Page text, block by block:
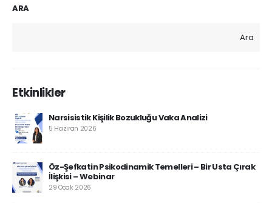
ARA
Ara
Etkinlikler
Narsisistik Kişilik Bozukluğu Vaka Analizi
5 Haziran 2026
Öz-Şefkatin Psikodinamik Temelleri – Bir Usta Çırak
İlişkisi – Webinar
29 Ocak 2026